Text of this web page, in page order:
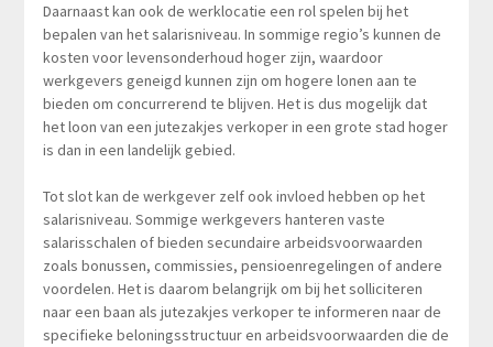
Daarnaast kan ook de werklocatie een rol spelen bij het
bepalen van het salarisniveau. In sommige regio’s kunnen de
kosten voor levensonderhoud hoger zijn, waardoor
werkgevers geneigd kunnen zijn om hogere lonen aan te
bieden om concurrerend te blijven. Het is dus mogelijk dat
het loon van een jutezakjes verkoper in een grote stad hoger
is dan in een landelijk gebied.
Tot slot kan de werkgever zelf ook invloed hebben op het
salarisniveau. Sommige werkgevers hanteren vaste
salarisschalen of bieden secundaire arbeidsvoorwaarden
zoals bonussen, commissies, pensioenregelingen of andere
voordelen. Het is daarom belangrijk om bij het solliciteren
naar een baan als jutezakjes verkoper te informeren naar de
specifieke beloningsstructuur en arbeidsvoorwaarden die de